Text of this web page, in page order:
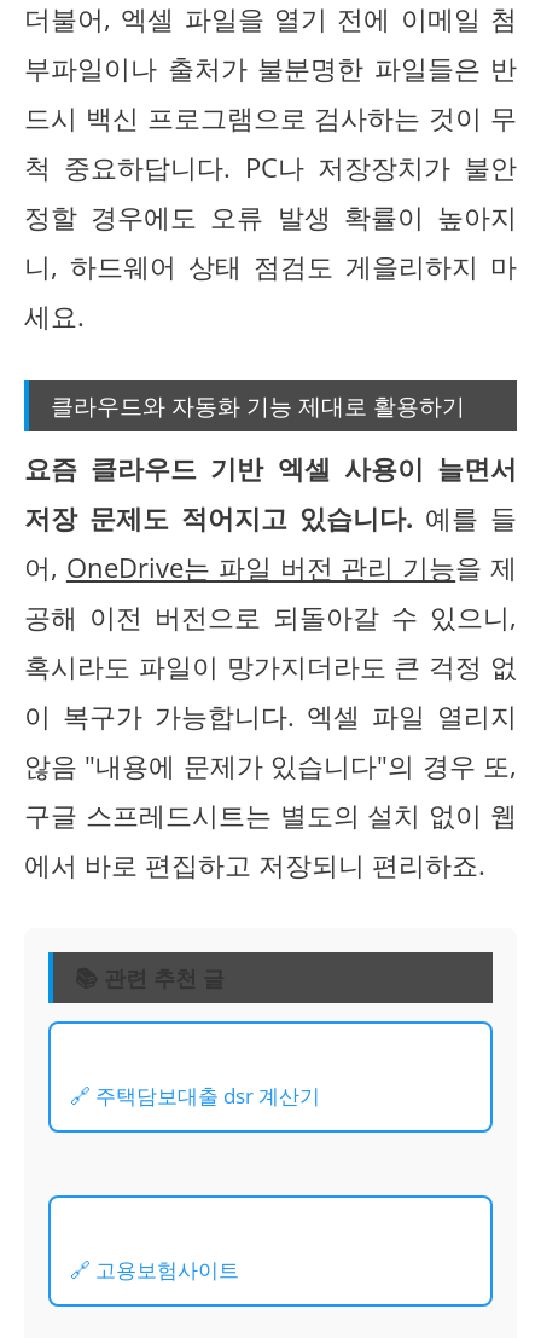
더불어, 엑셀 파일을 열기 전에 이메일 첨
부파일이나 출처가 불분명한 파일들은 반
드시 백신 프로그램으로 검사하는 것이 무
척 중요하답니다. PC나 저장장치가 불안
정할 경우에도 오류 발생 확률이 높아지
니, 하드웨어 상태 점검도 게을리하지 마
세요.
클라우드와 자동화 기능 제대로 활용하기
요즘 클라우드 기반 엑셀 사용이 늘면서
저장 문제도 적어지고 있습니다. 예를 들
어, OneDrive는 파일 버전 관리 기능을 제
공해 이전 버전으로 되돌아갈 수 있으니,
혹시라도 파일이 망가지더라도 큰 걱정 없
이 복구가 가능합니다. 엑셀 파일 열리지
않음 "내용에 문제가 있습니다"의 경우 또,
구글 스프레드시트는 별도의 설치 없이 웹
에서 바로 편집하고 저장되니 편리하죠.
📚 관련 추천 글
🔗 주택담보대출 dsr 계산기
🔗 고용보험사이트